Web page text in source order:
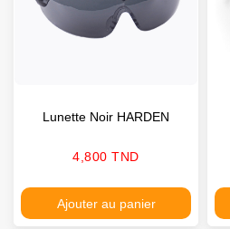
Lunette Noir HARDEN
Prix
4,800 TND
Ajouter au panier